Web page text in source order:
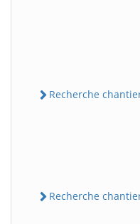
Recherche
Recherche